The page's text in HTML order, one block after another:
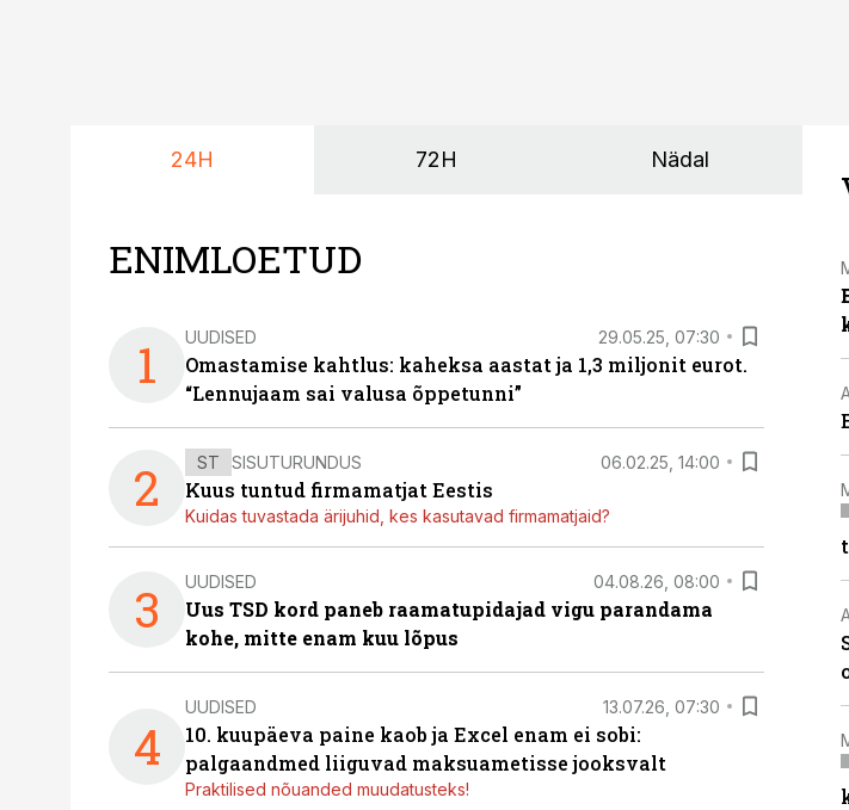
24H 72H Nädal
ENIMLOETUD
1 UUDISED 29.05.25, 07:30
Omastamise kahtlus: kaheksa aastat ja 1,3 miljonit eurot.
“Lennujaam sai valusa õppetunni”
2 ST SISUTURUNDUS 06.02.25, 14:00
Kuus tuntud firmamatjat Eestis
Kuidas tuvastada ärijuhid, kes kasutavad firmamatjaid?
3 UUDISED 04.08.26, 08:00
Uus TSD kord paneb raamatupidajad vigu parandama
kohe, mitte enam kuu lõpus
4
UUDISED 13.07.26, 07:30
10. kuupäeva paine kaob ja Excel enam ei sobi:
palgaandmed liiguvad maksuametisse jooksvalt
Praktilised nõuanded muudatusteks!